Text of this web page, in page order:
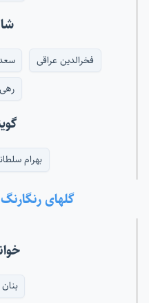
فخرالدین عراقی
بهرام
گلهای رنگارنگ ۲۴۵ب - همایون
بنان